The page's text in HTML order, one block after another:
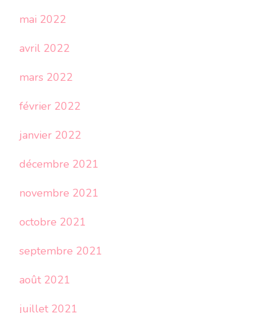
mai 2022
avril 2022
mars 2022
février 2022
janvier 2022
décembre 2021
novembre 2021
octobre 2021
septembre 2021
août 2021
juillet 2021